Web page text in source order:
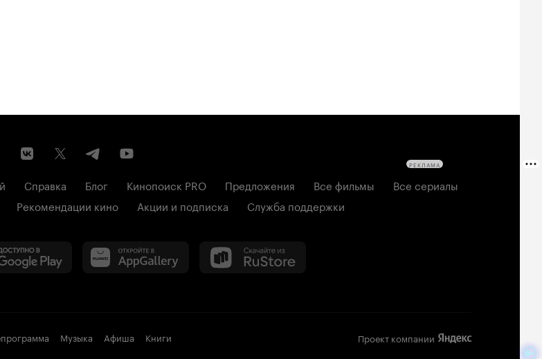
Справка Блог Кинопоиск PRO Предложения Все фильмы
Все сериалы
Рекомендации кино Акции и подписка Служба поддержки
Музыка Афиша Книги Проект компании
РЕКЛАМА